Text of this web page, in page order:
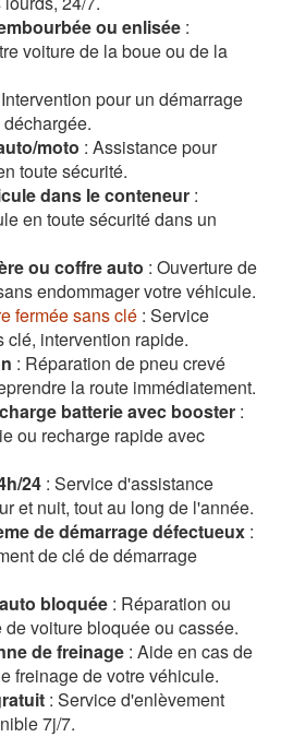
ou enlisée :
voiture de la boue ou de la
pour un démarrage
moto : Assistance pour
toute sécurité.
dans le conteneur :
en toute sécurité dans un
ou coffre auto : Ouverture de
endommager votre véhicule.
fermée sans clé : Service
clé, intervention rapide.
: Réparation de pneu crevé
la route immédiatement.
batterie avec booster :
ou recharge rapide avec
24 : Service d'assistance
et nuit, tout au long de l'année.
de démarrage défectueux :
de clé de démarrage
bloquée : Réparation ou
voiture bloquée ou cassée.
de freinage : Aide en cas de
freinage de votre véhicule.
: Service d'enlèvement
7j/7.